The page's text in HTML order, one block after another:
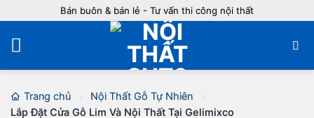
nội
dung
Bán buôn & bán lẻ - Tư vấn thi công nội thất
Trang chủ
Nội Thất Gỗ Tự Nhiên
Lắp Đặt Cửa Gỗ Lim Và Nội Thất Tại Gelimixco